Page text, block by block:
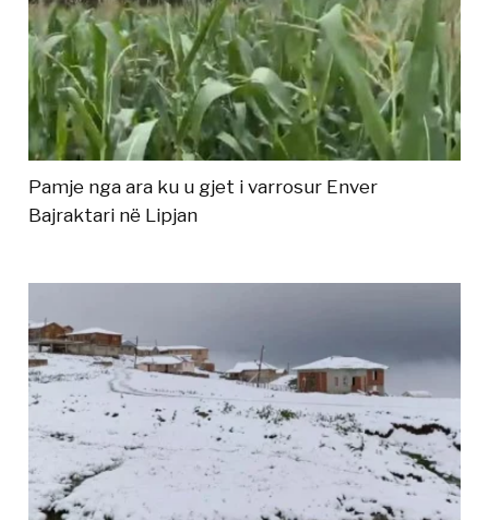
Pamje nga ara ku u gjet i varrosur Enver
Bajraktari në Lipjan